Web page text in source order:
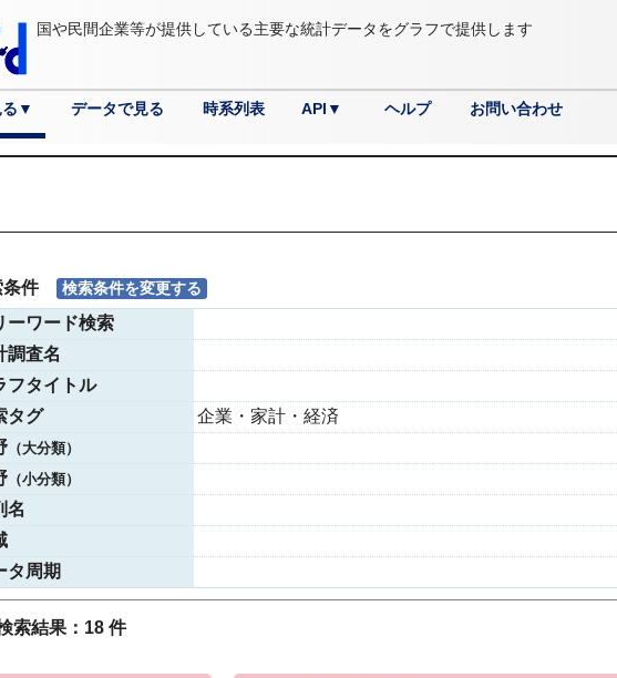
国や民間企業等が提供している主要な統計データをグラフで提供します
る▼
国土・気象
人口・世帯
労働・賃金
農林水産業
鉱工業
商業・サービス業
企業・家計・経済
住宅・土地・建設
エネルギー・水
運輸・観光
情報通信・科学技術
教育･文化･スポーツ･生活
行財政
司法・安全・環境
社会保障・衛生
国際
その他
データで見る 時系列表 API▼ ヘルプ お問い合わせ
条件 検索条件を変更する
ーワード検索
調査名
フタイトル
タグ
企業・家計・経済
（大分類）
（小分類）
名
タ周期
索結果：18 件